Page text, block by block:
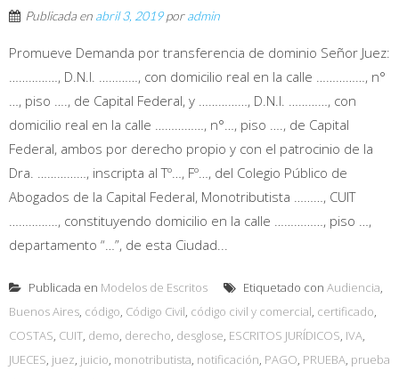
Publicada en abril 3, 2019poradmin
Promueve Demanda por transferencia de dominio Señor Juez:
……………, D.N.I. …………, con domicilio real en la calle ……………, n°
…, piso …., de Capital Federal, y ……………, D.N.I. …………, con
domicilio real en la calle ……………, n°…, piso …., de Capital
Federal, ambos por derecho propio y con el patrocinio de la
Dra. ……………, inscripta al Tº…, Fº…, del Colegio Público de
Abogados de la Capital Federal, Monotributista ………, CUIT
……………, constituyendo domicilio en la calle ……………, piso …,
departamento “…”, de esta Ciudad...
Publicada en Modelos de Escritos Etiquetado con Audiencia,
Buenos Aires, código, Código Civil, código civil y comercial, certificado,
COSTAS, CUIT, demo, derecho, desglose, ESCRITOS JURÍDICOS, IVA,
JUECES, juez, juicio, monotributista, notificación, PAGO, PRUEBA, prueba